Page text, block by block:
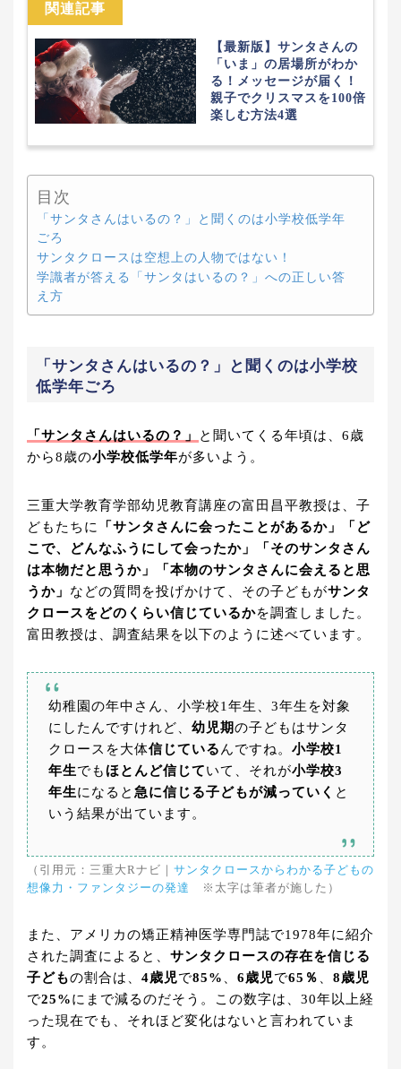
関連記事
【最新版】サンタさんの
「いま」の居場所がわか
る！メッセージが届く！
親子でクリスマスを100倍
楽しむ方法4選
目次
「サンタさんはいるの？」と聞くのは小学校低学年
ごろ
サンタクロースは空想上の人物ではない！
学識者が答える「サンタはいるの？」への正しい答
え方
「サンタさんはいるの？」と聞くのは小学校
低学年ごろ
「サンタさんはいるの？」
と聞いてくる年頃は、6歳
から8歳の小学校低学年が多いよう。
三重大学教育学部幼児教育講座の富田昌平教授は、子
どもたちに
「サンタさんに会ったことがあるか」「ど
こで、どんなふうにして会ったか」「そのサンタさん
は本物だと思うか」「本物のサンタさんに会えると思
うか」 などの質問を投げかけて、その子どもがサンタ
クロースをどのくらい信じているかを調査しました。
富田教授は、調査結果を以下のように述べています。
幼稚園の年中さん、小学校1年生、3年生を対象
にしたんですけれど、 幼児期の子どもはサンタ
クロースを大体信じているんですね。 小学校1
年生でもほとんど信じていて、それが小学校3
年生になると 急に信じる子どもが減っていく と
いう結果が出ています。
（引用元：三重大Rナビ｜ サンタクロースからわかる子どもの
想像力・ファンタジーの発達
※太字は筆者が施した）
また、アメリカの矯正精神医学専門誌で1978年に紹介
された調査によると、 サンタクロースの存在を信じる
子どもの割合は、 4歳児で85% 、 6歳児で65％ 、 8歳児
で25%にまで減るのだそう。この数字は、30年以上経
った現在でも、それほど変化はないと言われていま
す。